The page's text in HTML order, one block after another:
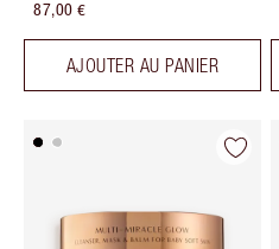
87,00 €
AJOUTER AU PANIER